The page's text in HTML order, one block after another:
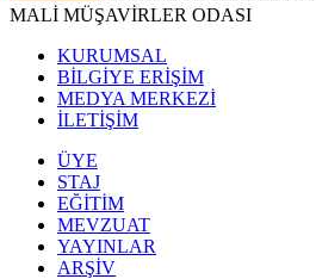
MALİ MÜŞAVİRLER ODASI
KURUMSAL
BİLGİYE ERİŞİM
MEDYA MERKEZİ
İLETİŞİM
ÜYE
STAJ
EĞİTİM
MEVZUAT
YAYINLAR
ARŞİV